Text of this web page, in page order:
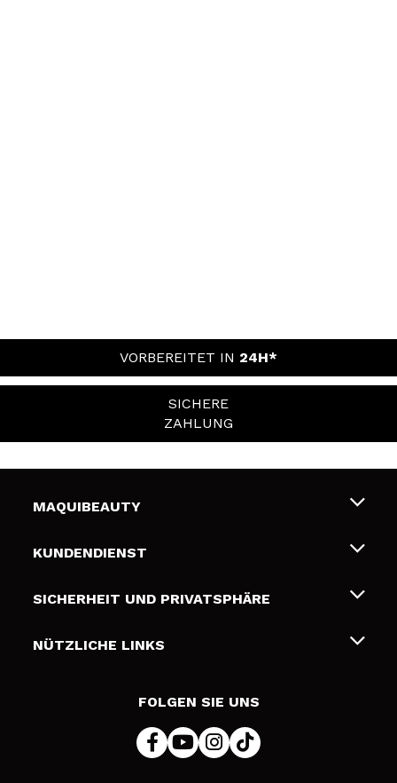
VORBEREITET IN 24H*
SICHERE
ZAHLUNG
MAQUIBEAUTY
Über uns
Geschenkkarten
KUNDENDIENST
Liefer- und Versandkosten
Zahlung
SICHERHEIT UND PRIVATSPHÄRE
Bedingungen und Datenschutz
NÜTZLICHE LINKS
FOLGEN SIE UNS